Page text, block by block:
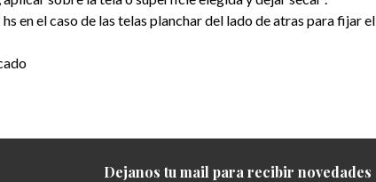
hs en el caso de las telas planchar del lado de atras para fijar el
Dejanos tu mail para recibir novedades